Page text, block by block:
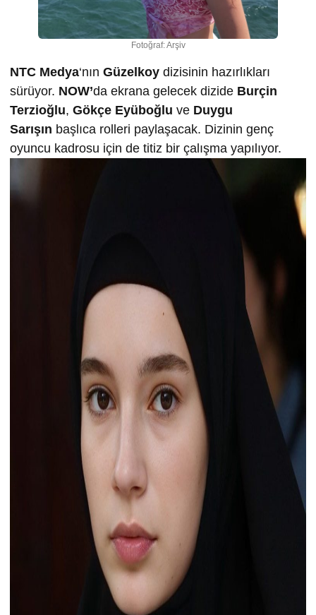
Fotoğraf: Arşiv
NTC Medya‘nın Güzelkoy dizisinin hazırlıkları
sürüyor. NOW’da ekrana gelecek dizide Burçin
Terzioğlu, Gökçe Eyüboğlu ve Duygu
Sarışın başlıca rolleri paylaşacak. Dizinin genç
oyuncu kadrosu için de titiz bir çalışma yapılıyor.